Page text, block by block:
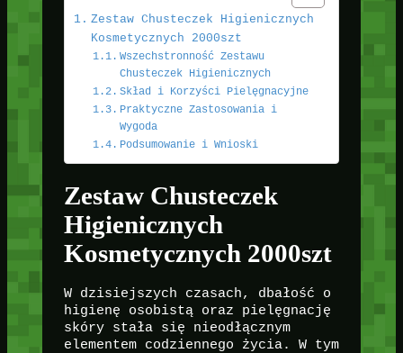
Zestaw Chusteczek Higienicznych
Kosmetycznych 2000szt
Wszechstronność Zestawu
Chusteczek Higienicznych
Skład i Korzyści Pielęgnacyjne
Praktyczne Zastosowania i
Wygoda
Podsumowanie i Wnioski
Zestaw Chusteczek
Higienicznych
Kosmetycznych 2000szt
W dzisiejszych czasach, dbałość o
higienę osobistą oraz pielęgnację
skóry stała się nieodłącznym
elementem codziennego życia. W tym